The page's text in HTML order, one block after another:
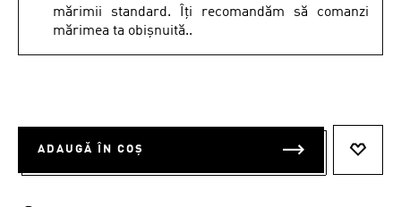
mărimii standard. Îți recomandăm să comanzi
mărimea ta obișnuită..
ADAUGĂ ÎN COȘ